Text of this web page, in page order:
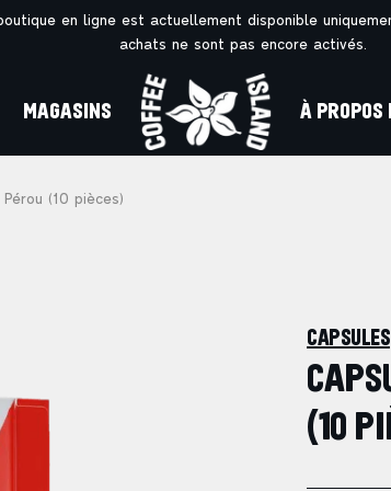
en ligne est actuellement disponible
achats ne sont pas encore activés.
MAGASINS À PROPOS
(10 pièces)
CAPSULES
(10